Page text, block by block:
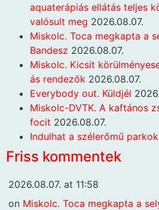
aquaterápiás ellátás teljes
valósult meg 2026.08.07.
Miskolc. Toca megkapta a
Bandesz 2026.08.07.
Miskolc. Kicsit
ás rendezők 2026.08.07.
Everybody out. Küldjél
Miskolc-DVTK. A kaftános
focit 2026.08.07.
Indulhat a szélerőmű
Friss kommentek
2026.08.07. at 11:58
on Miskolc. Toca megkapta a